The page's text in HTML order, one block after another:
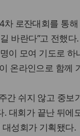
로잔대회를 통
바란다”고 전했
이 모여 기도로
온라인으로 함께
간 쉬지 않고 중보
대회가 끝난 뒤에
성회가 기획됐다.